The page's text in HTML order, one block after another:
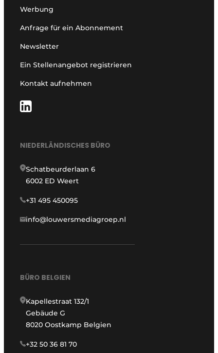
Werbung
Anfrage für ein Abonnement
Newsletter
Ein Stellenangebot registrieren
Kontakt aufnehmen
NIEDERLÄNDISCHES BÜRO
Schatbeurderlaan 6
6002 ED Weert
+31 495 450095
info@louwersmediagroep.nl
BÜRO BELGIEN
Kapellestraat 132/1
Gebäude G
8020 Oostkamp Belgien
+32 50 36 81 70